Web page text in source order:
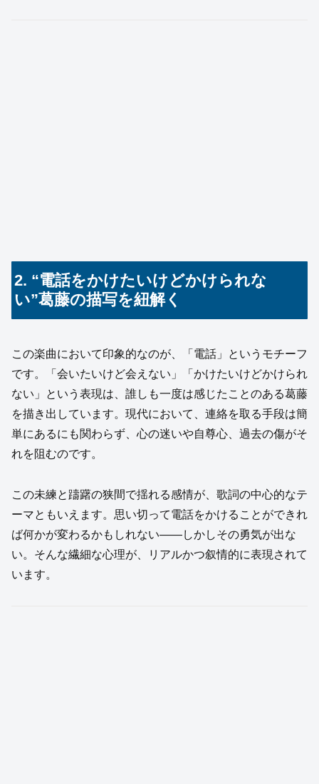
2. “電話をかけたいけどかけられな
い”葛藤の描写を紐解く
この楽曲において印象的なのが、「電話」というモチーフ
です。「会いたいけど会えない」「かけたいけどかけられ
ない」という表現は、誰しも一度は感じたことのある葛藤
を描き出しています。現代において、連絡を取る手段は簡
単にあるにも関わらず、心の迷いや自尊心、過去の傷がそ
れを阻むのです。
この未練と躊躇の狭間で揺れる感情が、歌詞の中心的なテ
ーマともいえます。思い切って電話をかけることができれ
ば何かが変わるかもしれない——しかしその勇気が出な
い。そんな繊細な心理が、リアルかつ叙情的に表現されて
います。